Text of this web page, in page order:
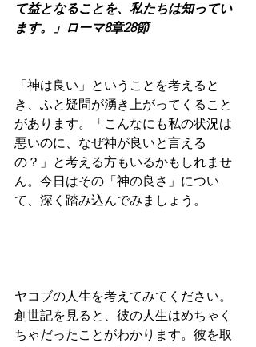
て益となることを、私たちは知ってい
ます。」ローマ8章28節
「神は良い」ということを考えると
き、ふと疑問が湧き上がってくること
があります。「こんなにも私の状況は
悪いのに、なぜ神が良いと言える
の？」と考える方もいるかもしれませ
ん。今日はその「神の良さ」につい
て、深く踏み込んでみましょう。
ヤコブの人生を考えてみてください。
創世記を見ると、彼の人生はめちゃく
ちゃだったことがわかります。彼を取